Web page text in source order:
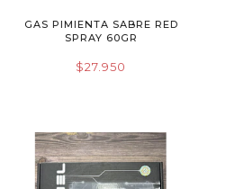
GAS PIMIENTA SABRE RED
SPRAY 60GR
$27.950